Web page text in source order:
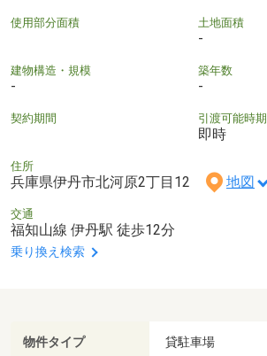
使用部分面積 土地面積
-
建物構造・規模
-
築年数
-
契約期間 引渡可能時期
即時
住所
兵庫県伊丹市北河原2丁目12 地図
交通
福知山線 伊丹駅 徒歩12分
乗り換え検索
物件タイプ 貸駐車場